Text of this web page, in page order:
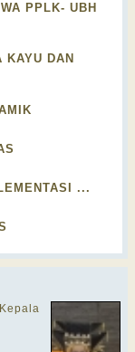
PPLK- UBH
KAYU DAN
...